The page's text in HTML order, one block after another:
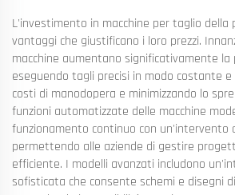
L'investimento in macchine per taglio
vantaggi che giustificano i loro prezzi.
macchine aumentano significativamente
eseguendo tagli precisi in modo costante e
costi di manodopera e minimizzando lo
funzioni automatizzate delle macchine
funzionamento continuo con un'intervento
permettendo alle aziende di gestire
efficiente. I modelli avanzati includono
sofisticata che consente schemi e disegni